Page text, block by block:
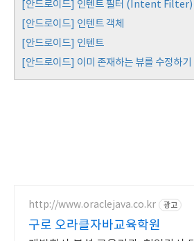
[안드로이드] 인텐트 필터 (Intent Filter)
[안드로이드] 인텐트 객체
[안드로이드] 인텐트
[안드로이드] 이미 존재하는 뷰를 수정하기
http://www.oraclejava.co.kr 광고
구로 오라클자바교육학원